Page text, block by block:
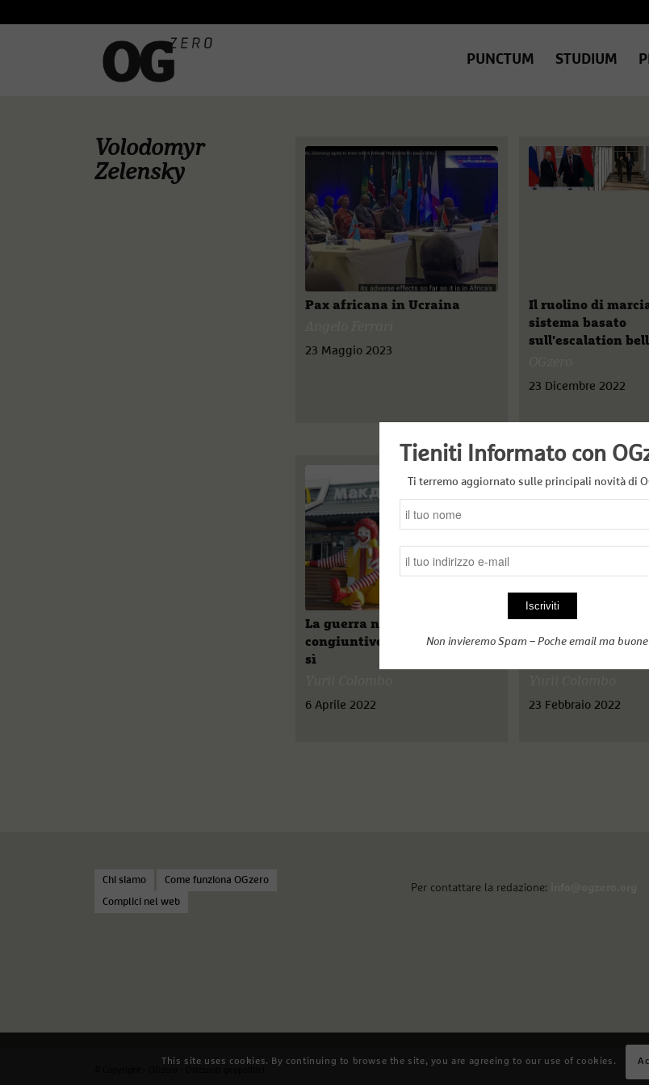
PUNCTUM STUDIUM
Volodomyr
Zelensky
Pax africana in Ucraina
23 Maggio 2023
Il ruolino di
sistema basato
sull'escalation
23 Dicembre 2022
La guerra non ha il
congiuntivo, ma l’economia
sì
6 Aprile 2022
Sipario
in Donbass. Ora
23 Febbraio 2022
Chi siamo Come funziona OGzero
Complici nel web
Per contattare la redazione:
This site uses cookies. By continuing to browse the site, you are agreeing to our use of cookies.
Tieniti Informato con
Ti terremo aggiornato sulle principali novità di
Non invieremo Spam – Poche email ma